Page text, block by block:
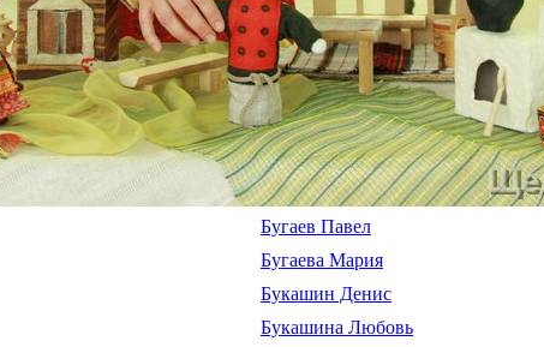
Бугаев Павел
Бугаева Мария
Букашин Денис
Букашина Любовь